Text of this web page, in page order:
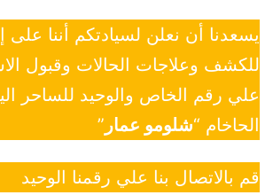
يسعدنا أن نعلن لسيادتكم أننا على
للكشف وعلاجات الحالات وقبول
علي رقم الخاص والوحيد للساحر
الحاخام “شلومو عمار ”
قم بالاتصال بنا علي رقمنا الوحيد